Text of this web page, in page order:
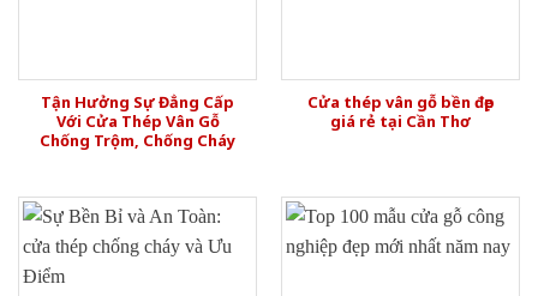
Tận Hưởng Sự Đẳng Cấp
Với Cửa Thép Vân Gỗ
Chống Trộm, Chống Cháy
Cửa thép vân gỗ bền đẹp
giá rẻ tại Cần Thơ